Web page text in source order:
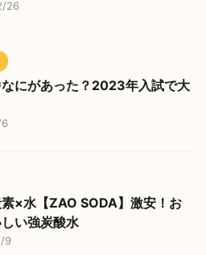
26
にがあった？2023年入試で大
×水【ZAO SODA】激安！お
い強炭酸水
9